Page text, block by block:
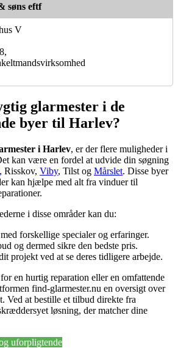
søns eftf
V
glarmester i de
byer til Harlev?
i Harlev, er der flere muligheder i
kan være en fordel at udvide din søgning
, Risskov, Viby, Tilst og Mårslet. Disse byer
kan hjælpe med alt fra vinduer til
i disse områder kan du:
forskellige specialer og erfaringer.
og dermed sikre den bedste pris.
projekt ved at se deres tidligere arbejde.
en hurtig reparation eller en omfattende
find-glarmester.nu en oversigt over
Ved at bestille et tilbud direkte fra
løsning, der matcher dine
uforpligtende